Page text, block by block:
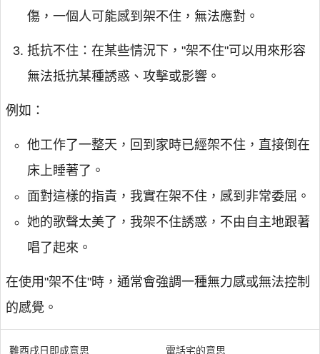
傷，一個人可能感到架不住，無法應對。
抵抗不住：在某些情況下，"架不住"可以用來形容
無法抵抗某種誘惑、攻擊或影響。
例如：
他工作了一整天，回到家時已經架不住，直接倒在
床上睡著了。
面對這樣的指責，我實在架不住，感到非常委屈。
她的歌聲太美了，我架不住誘惑，不由自主地跟著
唱了起來。
在使用"架不住"時，通常會強調一種無力感或無法控制
的感覺。
難酉戌日即成意思 電話宅的意思